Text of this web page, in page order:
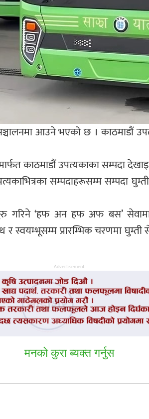
आउने भएको छ । काठमाडौं
काठमाडौं उपत्यकाका सम्पदा
सम्पदाहरूसम्म सम्पदा
‘हफ अन हफ अफ बस’
र स्वयम्भूसम्म प्रारम्भिक चरणमा
Advertisement
मनकाे कुरा ब्यक्त गर्नुस